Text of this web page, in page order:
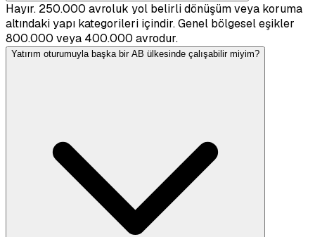
Hayır. 250.000 avroluk yol belirli dönüşüm veya koruma
altındaki yapı kategorileri içindir. Genel bölgesel eşikler
800.000 veya 400.000 avrodur.
Yatırım oturumuyla başka bir AB ülkesinde çalışabilir miyim?